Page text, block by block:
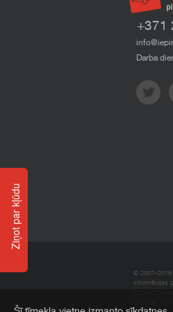
+371
Darba
© 2007–2018
Informācijas
Ziņot par kļūdu